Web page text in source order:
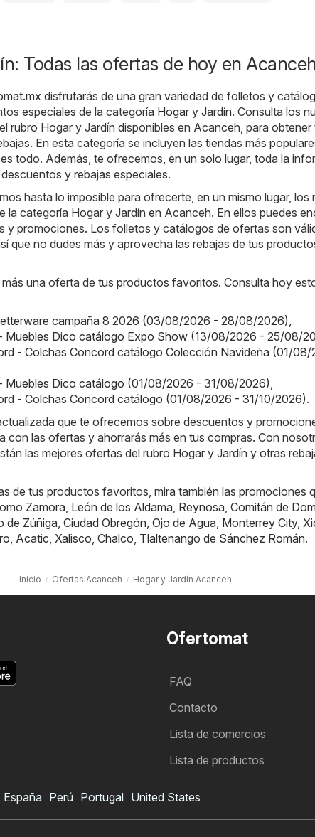
Todas las ofertas de hoy en
disfrutarás de una gran variedad de folletos y
especiales de la categoría Hogar y Jardín. Consulta los
rubro Hogar y Jardín disponibles en Acanceh, para obtener
En esta categoría se incluyen las tiendas más
todo. Además, te ofrecemos, en un solo lugar, toda la
y rebajas especiales.
hasta lo imposible para ofrecerte, en un mismo lugar, los
la categoría Hogar y Jardín en Acanceh. En ellos puedes
y promociones. Los folletos y catálogos de ofertas son
que no dudes más y aprovecha las rebajas de tus
una oferta de tus productos favoritos. Consulta hoy
campaña 8 2026 (03/08/2026 - 28/08/2026),
Muebles Dico catálogo Expo Show (13/08/2026 - 25/08/
- Colchas Concord catálogo Colección Navideña (01/
Muebles Dico catálogo (01/08/2026 - 31/08/2026),
- Colchas Concord catálogo (01/08/2026 - 31/10/2026).
que te ofrecemos sobre descuentos y
con las ofertas y ahorrarás más en tus compras. Con
las mejores ofertas del rubro Hogar y Jardín y otras
de tus productos favoritos, mira también las promociones
Zamora, León de los Aldama, Reynosa, Comitán de
de Zúñiga, Ciudad Obregón, Ojo de Agua, Monterrey City,
, Acatic, Xalisco, Chalco, Tlaltenango de Sánchez Román.
Inicio Ofertas Acanceh Hogar y Jardín Acanceh
Ofertomat
FAQ
Contacto
Lista de comercios
Lista de productos
España Perú Portugal United States